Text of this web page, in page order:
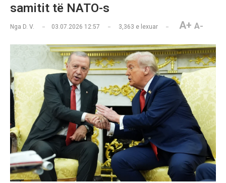
samitit të NATO-s
Nga D. V. 03.07.2026 12:57 3,363 e lexuar A+ A-